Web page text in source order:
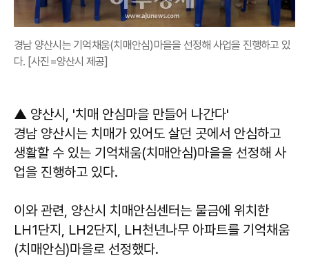
경남 양산시는 기억채움(치매안심)마을을 선정해 사업을 진행하고 있
다. [사진=양산시 제공]
▲ 양산시, '치매 안심마을 만들어 나간다'
경남 양산시는 치매가 있어도 살던 곳에서 안심하고
생활할 수 있는 기억채움(치매안심)마을을 선정해 사
업을 진행하고 있다.
이와 관련, 양산시 치매안심센터는 물금에 위치한
LH1단지, LH2단지, LH천년나무 아파트를 기억채움
(치매안심)마을로 선정했다.